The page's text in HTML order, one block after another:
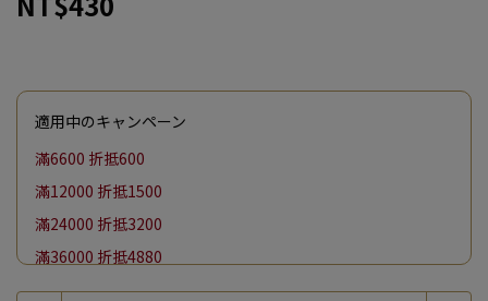
適用中のキャンペーン
滿6600 折抵600
滿12000 折抵1500
滿24000 折抵3200
滿36000 折抵4880
滿48000 折抵6600